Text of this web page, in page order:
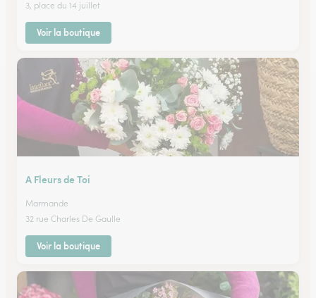
3, place du 14 juillet
Voir la boutique
A Fleurs de Toi
Marmande
32 rue Charles De Gaulle
Voir la boutique